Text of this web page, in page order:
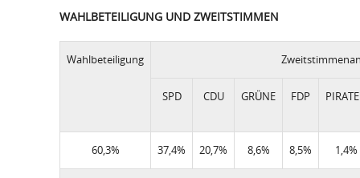
WAHLBETEILIGUNG UND ZWEITSTIMMEN
Wahlbeteiligung
SPD CDU GRÜNE FDP
60,3% 37,4% 20,7% 8,6% 8,5% 1,4%